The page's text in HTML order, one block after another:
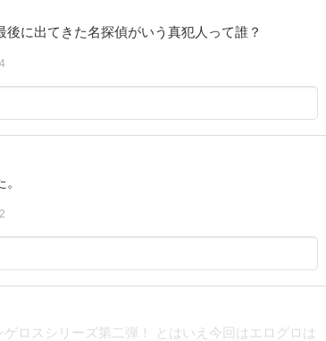
に出てきた名探偵がいう真犯人って誰？
ロスシリーズ第二弾！ とはいえ今回はエログロは